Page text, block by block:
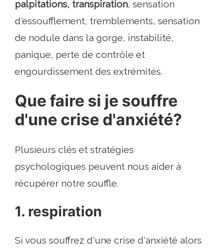
palpitations, transpiration, sensation
d'essoufflement, tremblements, sensation
de nodule dans la gorge, instabilité,
panique, perte de contrôle et
engourdissement des extrémités.
Que faire si je souffre
d'une crise d'anxiété?
Plusieurs clés et stratégies
psychologiques peuvent nous aider à
récupérer notre souffle.
1. respiration
Si vous souffrez d'une crise d'anxiété alors